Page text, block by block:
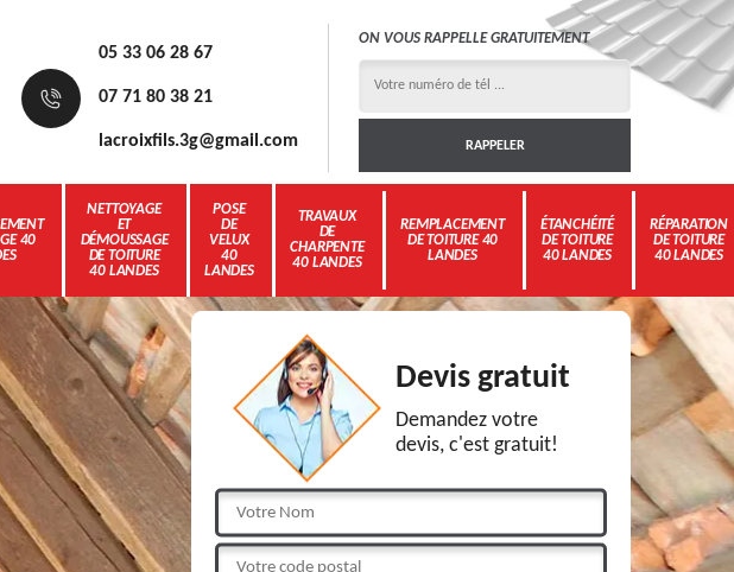
05 33 06 28 67
07 71 80 38 21
lacroixfils.3g@gmail.com
ON VOUS RAPPELLE GRATUITEMENT
40
NETTOYAGE
ET
DÉMOUSSAGE
DE TOITURE
40 LANDES
POSE
DE
VELUX
40
LANDES
TRAVAUX
DE
CHARPENTE
40 LANDES
REMPLACEMENT
DE TOITURE 40
LANDES
ÉTANCHÉITÉ
DE TOITURE
40 LANDES
RÉPARATION
DE TOITURE
40 LANDES
Devis gratuit
Demandez votre
devis, c'est gratuit!